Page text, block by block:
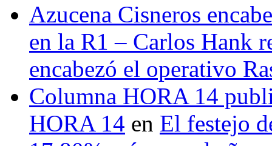
Azucena Cisneros
en la R1 – Carlos Hank
encabezó el operativo
Columna HORA 14
HORA 14 en El festejo